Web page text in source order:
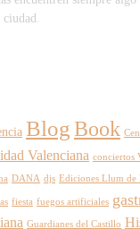
ciudad.
BlogBook
Valenciana conciertos
DANA djs Ediciones Llum de
fiesta fuegos artificiales
Guardianes del Castillo